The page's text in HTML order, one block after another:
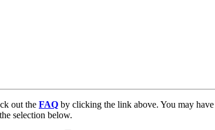
out the FAQ by clicking the link above. You may
selection below.